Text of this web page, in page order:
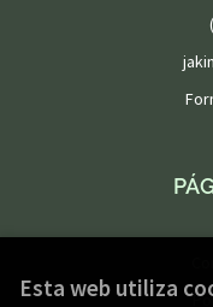
Esta web utiliza